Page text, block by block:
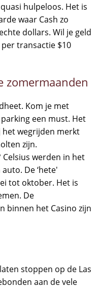
hulpeloos. Het is
waar Cash zo
dollars. Wil je geld
transactie $10
zomermaanden
Kom je met
een must. Het
het wegrijden merkt
zijn.
werden in het
De ‘hete'
tot oktober. Het is
De
binnen het Casino zijn
stoppen op de Las
aan de vele